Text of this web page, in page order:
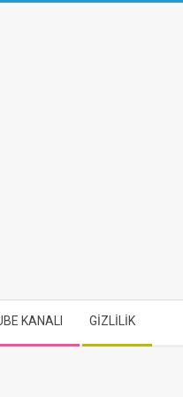
KANALI GİZLİLİK